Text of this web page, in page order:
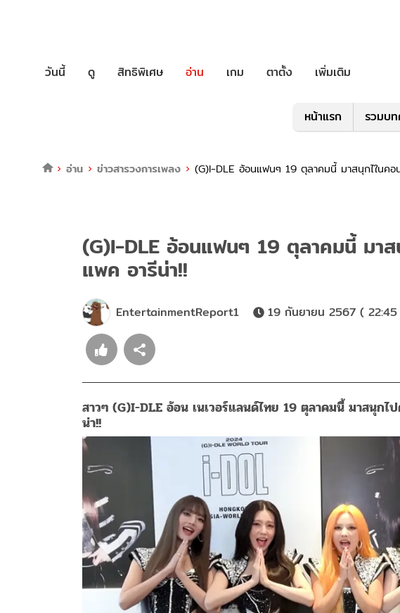
วันนี้ ดู สิทธิพิเศษ อ่าน เกม ตาตั้ง เพิ่มเติม
หน้าแรก รวมบ
อ่าน ข่าวสารวงการเพลง (G)I-DLE อ้อนแฟนๆ 19 ตุลาคมนี้ มาสนุกไในคอ
(G)I-DLE อ้อนแฟนๆ 19 ตุลาคมนี้ มา
แพค อารีน่า!!
EntertainmentReport1 19 กันยายน 2567 (
สาวๆ (G)I-DLE อ้อน เนเวอร์แลนด์ไทย 19 ตุลาคมนี้ มาสนุก
น่า!!